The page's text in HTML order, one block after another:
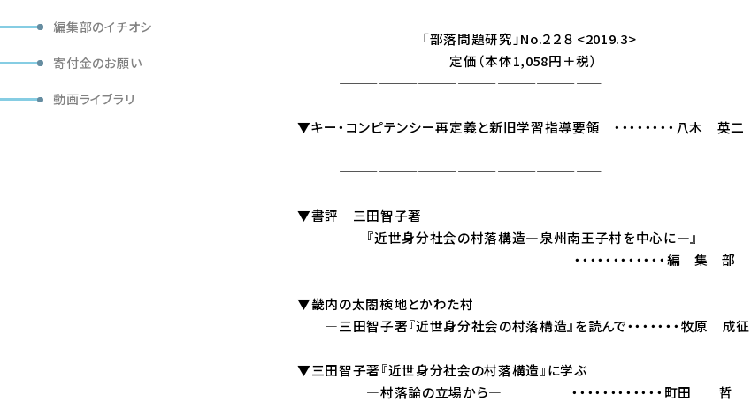
編集部のイチオシ
寄付金のお願い
動画ライブラリ
「部落問題研究」No.２２８ <2019.3>
定価（本体1,058円＋税）
————————————————————
▼キー・コンピテンシー再定義と新旧学習指導要領 ・・・・・・・・八木 英二
————————————————————
▼書評 三田智子著
『近世身分社会の村落構造―泉州南王子村を中心に―』
・・・・・・・・・・・・編 集 部
▼畿内の太閤検地とかわた村
―三田智子著『近世身分社会の村落構造』を読んで・・・・・・・牧原 成征
▼三田智子著『近世身分社会の村落構造』に学ぶ
―村落論の立場から― ・・・・・・・・・・・・町田 哲